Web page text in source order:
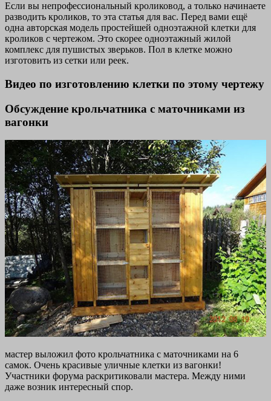
Если вы непрофессиональный кроликовод, а только начинаете
разводить кроликов, то эта статья для вас. Перед вами ещё
одна авторская модель простейшей одноэтажной клетки для
кроликов с чертежом. Это скорее одноэтажный жилой
комплекс для пушистых зверьков. Пол в клетке можно
изготовить из сетки или реек.
Видео по изготовлению клетки по этому чертежу
Обсуждение крольчатника с маточниками из
вагонки
мастер выложил фото крольчатника с маточниками на 6
самок. Очень красивые уличные клетки из вагонки!
Участники форума раскритиковали мастера. Между ними
даже возник интересный спор.